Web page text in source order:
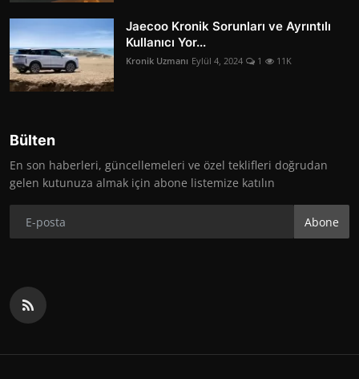
Jaecoo Kronik Sorunları ve Ayrıntılı
Kullanıcı Yor...
Kronik Uzmanı Eylül 4, 2024 1 11K
Bülten
En son haberleri, güncellemeleri ve özel teklifleri doğrudan
gelen kutunuza almak için abone listemize katılın
Abone